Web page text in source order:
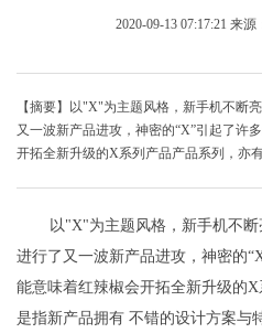
2020-09-13 07:17:21 来源
【摘要】以"X"为主题风格，新手机不断
又一波新产品进攻，神密的“X”引起了许
开拓全新升级的X系列产品产品系列，亦
以"X"为主题风格，新手机不
进行了又一波新产品进攻，神密的
能意味着红辣椒会开拓全新升级的
是指新产品拥有 不错的设计方案与